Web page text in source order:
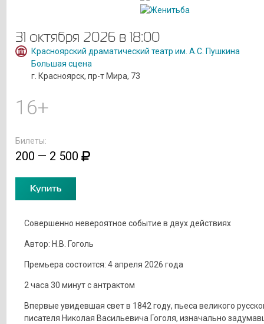
31 октября 2026 в 18:00
Красноярский драматический театр им. А.С. Пушкина
Большая сцена
г. Красноярск, пр-т Мира, 73
16+
Билеты:
200 — 2 500
Купить
Совершенно невероятное событие в двух действиях
Автор: Н.В. Гоголь
Премьера состоится: 4 апреля 2026 года
2 часа 30 минут с антрактом
Впервые увидевшая свет в 1842 году, пьеса великого
писателя Николая Васильевича Гоголя, изначально